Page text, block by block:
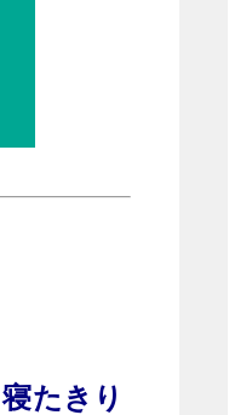
たきり